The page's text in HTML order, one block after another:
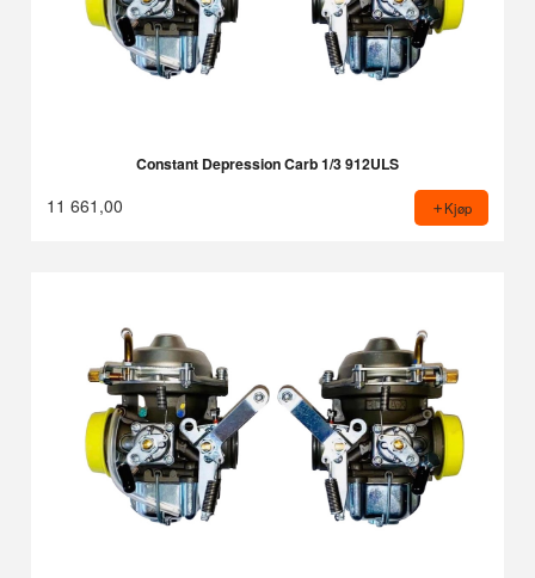
Constant Depression Carb 1/3 912ULS
11 661,00 Kjøp